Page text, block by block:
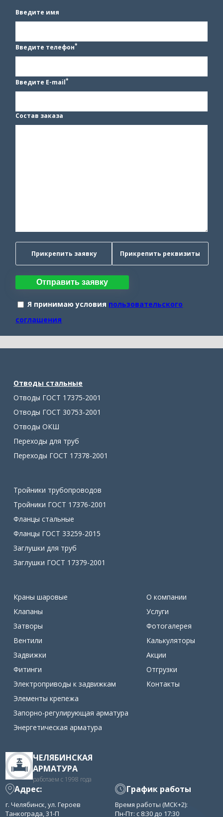
Введите имя
Введите телефон*
Введите E-mail*
Состав заказа
Прикрепить заявку Прикрепить реквизиты
Отправить заявку
Я принимаю условия пользовательского
соглашения
Отводы стальные
Отводы ГОСТ 17375-2001
Отводы ГОСТ 30753-2001
Отводы ОКШ
Переходы для труб
Переходы ГОСТ 17378-2001
Тройники трубопроводов
Тройники ГОСТ 17376-2001
Фланцы стальные
Фланцы ГОСТ 33259-2015
Заглушки для труб
Заглушки ГОСТ 17379-2001
Краны шаровые
Клапаны
Затворы
Вентили
Задвижки
Фитинги
Электроприводы к задвижкам
Элементы крепежа
Запорно-регулирующая арматура
Энергетическая арматура
О компании
Услуги
Фотогалерея
Калькуляторы
Акции
Отгрузки
Контакты
ЧЕЛЯБИНСКАЯ
АРМАТУРА
работаем с 1998 года
Адрес:
г. Челябинск, ул. Героев
Танкограда, 31-П
График работы
Время работы (МСК+2):
Пн-Пт: с 8:30 до 17:30